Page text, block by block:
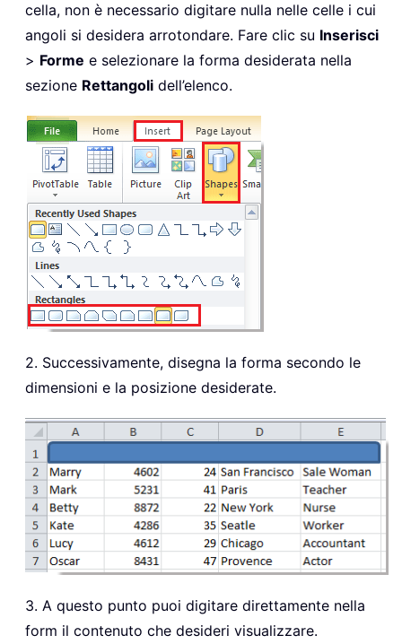
cella, non è necessario digitare nulla nelle celle i cui
angoli si desidera arrotondare. Fare clic su Inserisci
> Forme e selezionare la forma desiderata nella
sezione Rettangoli dell’elenco.
2. Successivamente, disegna la forma secondo le
dimensioni e la posizione desiderate.
3. A questo punto puoi digitare direttamente nella
form il contenuto che desideri visualizzare.